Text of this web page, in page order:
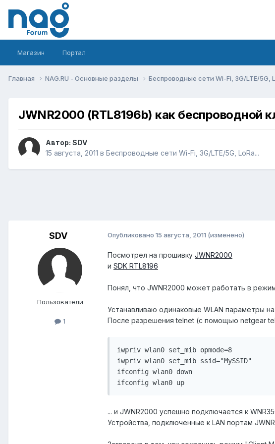
Магазин Портал
Главная NAG.RU - Основные разделы Беспроводные сети Wi-Fi, 3G/LTE/5G,
JWNR2000 (RTL8196b) как беспроводной
Автор: SDV
15 августа, 2011 в Беспроводные сети Wi-Fi, 3G/LTE/5G, LoRa...
SDV
Пользователи
1
Опубликовано 15 августа, 2011 (изменено)
Посмотрел на прошивку JWNR2000
и SDK RTL8196
Понял, что JWNR2000 может работать в
Устанавливаю одинаковые WLAN параметры
После разрешения telnet (с помощью netgear
iwpriv wlan0 set_mib opmode=8
iwpriv wlan0 set_mib ssid="MySSID"
ifconfig wlan0 down
ifconfig wlan0 up
... и JWNR2000 успешно подключается к
Устройства, подключенные к LAN портам